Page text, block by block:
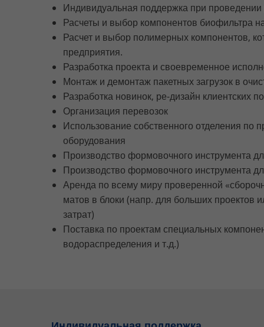
Индивидуальная поддержка при
Расчеты и выбор компонентов биофильтра
Расчет и выбор полимерных компонентов,
предприятия.
Разработка проекта и своевременное
Монтаж и демонтаж пакетных загрузок в
Разработка новинок, ре-дизайн клиентских
Организация перевозок
Использование собственного отделения по
оборудования
Производство формовочного инструмента
Производство формовочного инструмента
Аренда по всему миру проверенной
матов в блоки (напр. для больших проектов
затрат)
Поставка по проектам специальных
водораспределения и т.д.)